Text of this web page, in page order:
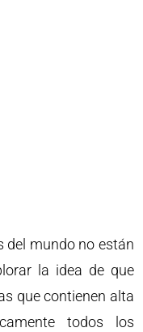
del mundo no están
la idea de que
que contienen alta
todos los